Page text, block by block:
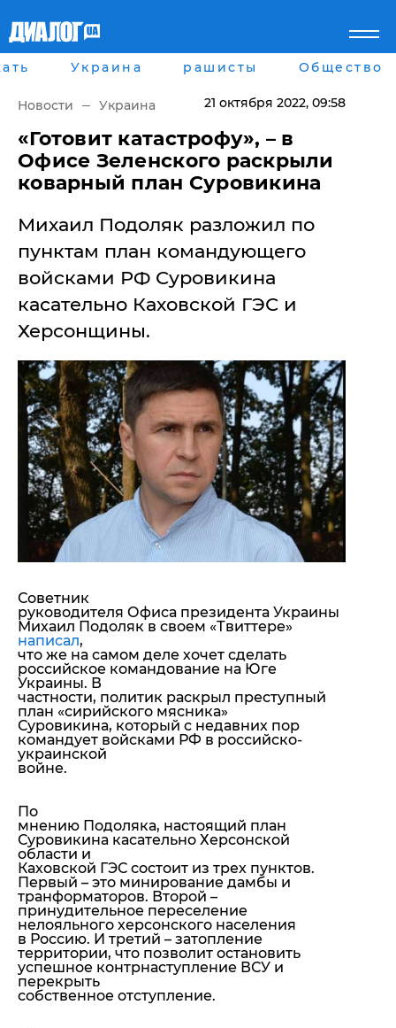
Главная
рассея
Мир
Беларусь
Военное обозрение
Наука и Техника
Мнение
Пресса
Шоу-биз
Здоровье
Спорт
Города
Луганск
Киев
Харьков
Днепр
Львов
Война на Донбассе и в
Крыму
"ДНР"
"ЛНР"
Оккупация Крыма
Новости Крыма
Донбасс
Армия Украины
Лайф стайл
Здоровье
Помощь проекту
Стиль Диалога
Шоу-биз
Культура
Общество
Пресс-релизы
Пресс-релизы
Авторское
Мнение
Блоги
Украина рашисты Общество
Новости Украина 21 октября 2022, 09:58
«Готовит катастрофу», – в
Офисе Зеленского раскрыли
коварный план Суровикина
Михаил Подоляк разложил по
пунктам план командующего
войсками РФ Суровикина
касательно Каховской ГЭС и
Херсонщины.
Советник
руководителя Офиса президента Украины
Михаил Подоляк в своем «Твиттере»
написал,
что же на самом деле хочет сделать
российское командование на Юге
Украины. В
частности, политик раскрыл преступный
план «сирийского мясника»
Суровикина, который с недавних пор
командует войсками РФ в российско-
украинской
войне.
По
мнению Подоляка, настоящий план
Суровикина касательно Херсонской
области и
Каховской ГЭС состоит из трех пунктов.
Первый – это минирование дамбы и
транформаторов. Второй –
принудительное переселение
нелояльного херсонского населения
в Россию. И третий – затопление
территории, что позволит остановить
успешное контрнаступление ВСУ и
перекрыть
собственное отступление.